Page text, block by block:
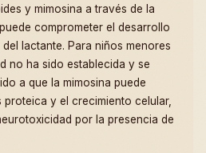
y mimosina a través de la
comprometer el desarrollo
lactante. Para niños menores
no ha sido establecida y se
a que la mimosina puede
y el crecimiento celular,
por la presencia de